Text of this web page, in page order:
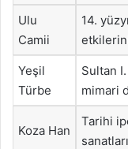
Ulu
Camii
14.
Yeşil
Türbe
Sultan
mimari
Koza Han
Tarihi